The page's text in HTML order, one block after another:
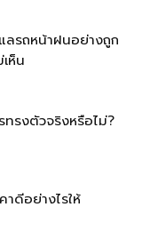
รถหน้าฝนอย่างถูก
ห็น
ทรงตัวจริงหรือไม่?
ดีอย่างไรให้